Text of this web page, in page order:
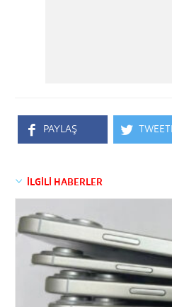
PAYLAŞ
İLGİLİ HABERLER